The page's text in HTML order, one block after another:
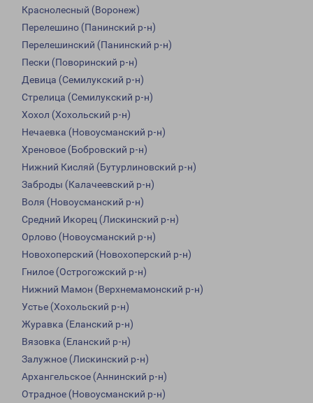
Краснолесный (Воронеж)
Перелешино (Панинский р-н)
Перелешинский (Панинский р-н)
Пески (Поворинский р-н)
Девица (Семилукский р-н)
Стрелица (Семилукский р-н)
Хохол (Хохольский р-н)
Нечаевка (Новоусманский р-н)
Хреновое (Бобровский р-н)
Нижний Кисляй (Бутурлиновский р-н)
Заброды (Калачеевский р-н)
Воля (Новоусманский р-н)
Средний Икорец (Лискинский р-н)
Орлово (Новоусманский р-н)
Новохоперский (Новохоперский р-н)
Гнилое (Острогожский р-н)
Нижний Мамон (Верхнемамонский р-н)
Устье (Хохольский р-н)
Журавка (Еланский р-н)
Вязовка (Еланский р-н)
Залужное (Лискинский р-н)
Архангельское (Аннинский р-н)
Отрадное (Новоусманский р-н)